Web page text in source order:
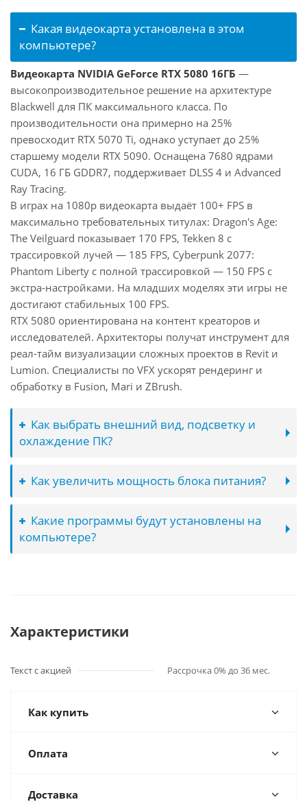
Какая видеокарта установлена в этом
компьютере?
Видеокарта NVIDIA GeForce RTX 5080 16ГБ —
высокопроизводительное решение на архитектуре
Blackwell для ПК максимального класса. По
производительности она примерно на 25%
превосходит RTX 5070 Ti, однако уступает до 25%
старшему модели RTX 5090. Оснащена 7680 ядрами
CUDA, 16 ГБ GDDR7, поддерживает DLSS 4 и Advanced
Ray Tracing.
В играх на 1080p видеокарта выдаёт 100+ FPS в
максимально требовательных титулах: Dragon's Age:
The Veilguard показывает 170 FPS, Tekken 8 с
трассировкой лучей — 185 FPS, Cyberpunk 2077:
Phantom Liberty с полной трассировкой — 150 FPS с
экстра-настройками. На младших моделях эти игры не
достигают стабильных 100 FPS.
RTX 5080 ориентирована на контент креаторов и
исследователей. Архитекторы получат инструмент для
реал-тайм визуализации сложных проектов в Revit и
Lumion. Специалисты по VFX ускорят рендеринг и
обработку в Fusion, Mari и ZBrush.
Как выбрать внешний вид, подсветку и
охлаждение ПК?
Как увеличить мощность блока питания?
Какие программы будут установлены на
компьютере?
Характеристики
Текст с акцией Рассрочка 0% до 36 мес.
Как купить
Оплата
Доставка